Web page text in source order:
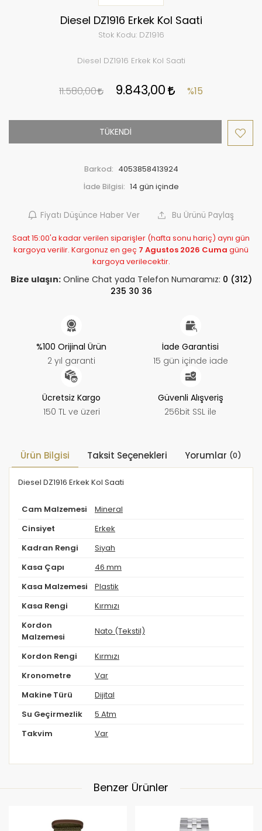
Diesel DZ1916 Erkek Kol Saati
Stok Kodu:DZ1916
Diesel DZ1916 Erkek Kol Saati
11.580,00 9.843,00 %15
TÜKENDİ
Barkod: 4053858413924
İade Bilgisi:
Fiyatı Düşünce Haber Ver Bu Ürünü Paylaş
Saat 15:00'a kadar verilen siparişler (hafta sonu hariç) aynı gün
kargoya verilir. Kargonuz en geç 7 Agustos 2026 Cuma günü
kargoya verilecektir.
Bize ulaşın:Online Chat yada Telefon Numaramız: 0 (312)
235 30 36
%100 Orijinal Ürün
2 yıl garanti
İade Garantisi
15 gün içinde iade
Ücretsiz Kargo
150 TL ve üzeri
Güvenli Alışveriş
256bit SSL ile
Ürün Bilgisi Taksit Seçenekleri Yorumlar (0)
Diesel DZ1916 Erkek Kol Saati
Cam Malzemesi Mineral
Cinsiyet Erkek
Kadran Rengi Siyah
Kasa Çapı 46 mm
Kasa Malzemesi Plastik
Kasa Rengi Kırmızı
Kordon
Malzemesi
Nato (Tekstil)
Kordon Rengi Kırmızı
Kronometre Var
Makine Türü Dijital
Su Geçirmezlik 5 Atm
Takvim Var
Benzer Ürünler